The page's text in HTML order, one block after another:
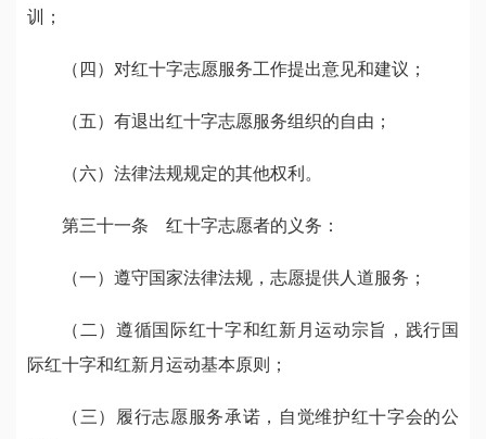
训；
（四）对红十字志愿服务工作提出意见和建议；
（五）有退出红十字志愿服务组织的自由；
（六）法律法规规定的其他权利。
第三十一条 红十字志愿者的义务：
（一）遵守国家法律法规，志愿提供人道服务；
（二）遵循国际红十字和红新月运动宗旨，践行国
际红十字和红新月运动基本原则；
（三）履行志愿服务承诺，自觉维护红十字会的公